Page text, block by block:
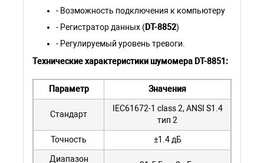
- Возможность подключения к компьютеру
- Регистратор данных (DT-8852)
- Регулируемый уровень тревоги.
Технические характеристики шумомера DT-8851:
Параметр Значения
Стандарт
IEC61672-1 class 2, ANSI S1.4
тип 2
Точность ±1.4 дБ
Диапазон